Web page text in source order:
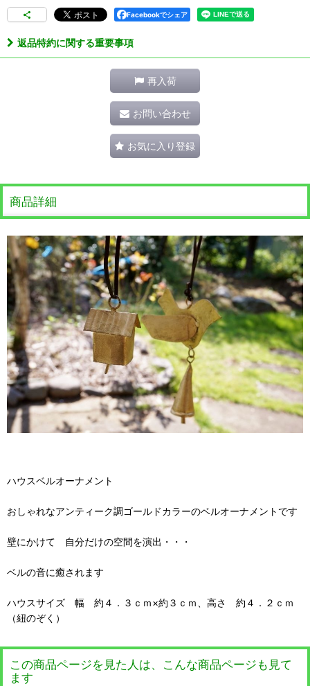
Facebookでシェア
返品特約に関する重要事項
再入荷
お問い合わせ
お気に入り登録
商品詳細
ハウスベルオーナメント
おしゃれなアンティーク調ゴールドカラーのベルオーナメントです
壁にかけて 自分だけの空間を演出・・・
ベルの音に癒されます
ハウスサイズ 幅 約４．３ｃｍ×約３ｃｍ、高さ 約４．２ｃｍ
（紐のぞく）
この商品ページを見た人は、こんな商品ページも見て
ます